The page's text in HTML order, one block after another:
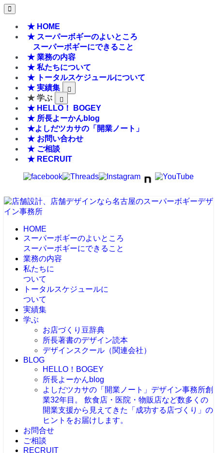
★ HOME
★ スーパーボギーのよいところ
スーパーボギーにできること
★ 業務の内容
★ 私たちについて
★ トータルスケジュールについて
★ 実績集
★ 学ぶ
★ HELLO！ BOGEY
★ 所長よーかんblog
★よしだツカサの「開業ノート」
★ お問い合わせ
★ ご相談
★ RECRUIT
HOME
スーパーボギーのよいところ
スーパーボギーにできること
業務の内容
私たちに
ついて
トータルスケジュールに
ついて
実績集
学ぶ
お店づくり豆辞典
所長著書のデザイン読本
デザインスクール（関連会社）
BLOG
HELLO！BOGEY
所長よーかんblog
よしだツカサの「開業ノート」 デザイン事務所創
業32年目。 飲食店・医院・物販店など数多くの
開業支援から見えてきた「成功する店づくり」の
ヒントをお届けします。
お問合せ
ご相談
RECRUIT